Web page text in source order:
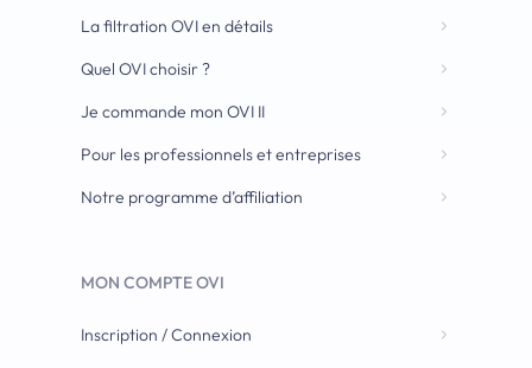
La filtration OVI en détails
Quel OVI choisir ?
Je commande mon OVI II
Pour les professionnels et entreprises
Notre programme d’affiliation
MON COMPTE OVI
Inscription / Connexion